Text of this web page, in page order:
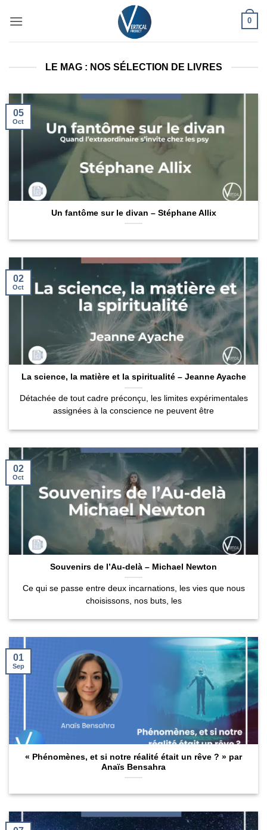
0
LE MAG : NOS SÉLECTION DE LIVRES
Un fantôme sur le divan – Stéphane Allix
05
Oct
La science, la matière et la spiritualité – Jeanne Ayache
Détachée de tout cadre préconçu, les limites expérimentales
assignées à la conscience ne peuvent être
02
Oct
Souvenirs de l’Au-delà – Michael Newton
Ce qui se passe entre deux incarnations, les vies que nous
choisissons, nos buts, les
02
Oct
« Phénomènes, et si notre réalité était un rêve ? » par
Anaïs Bensahra
01
Sep